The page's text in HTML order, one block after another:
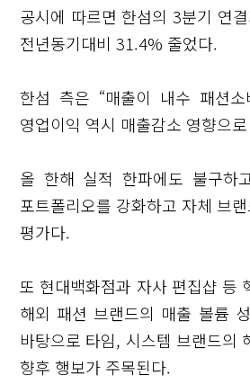
공시에 따르면 한섬의 3분기 연
전년동기대비 31.4% 줄었다.
한섬 측은 “매출이 내수 패션
영업이익 역시 매출감소 영향으
올 한해 실적 한파에도 불구하
포트폴리오를 강화하고 자체 브
평가다.
또 현대백화점과 자사 편집샵 등
해외 패션 브랜드의 매출 볼륨
바탕으로 타임, 시스템 브랜드의
향후 행보가 주목된다.